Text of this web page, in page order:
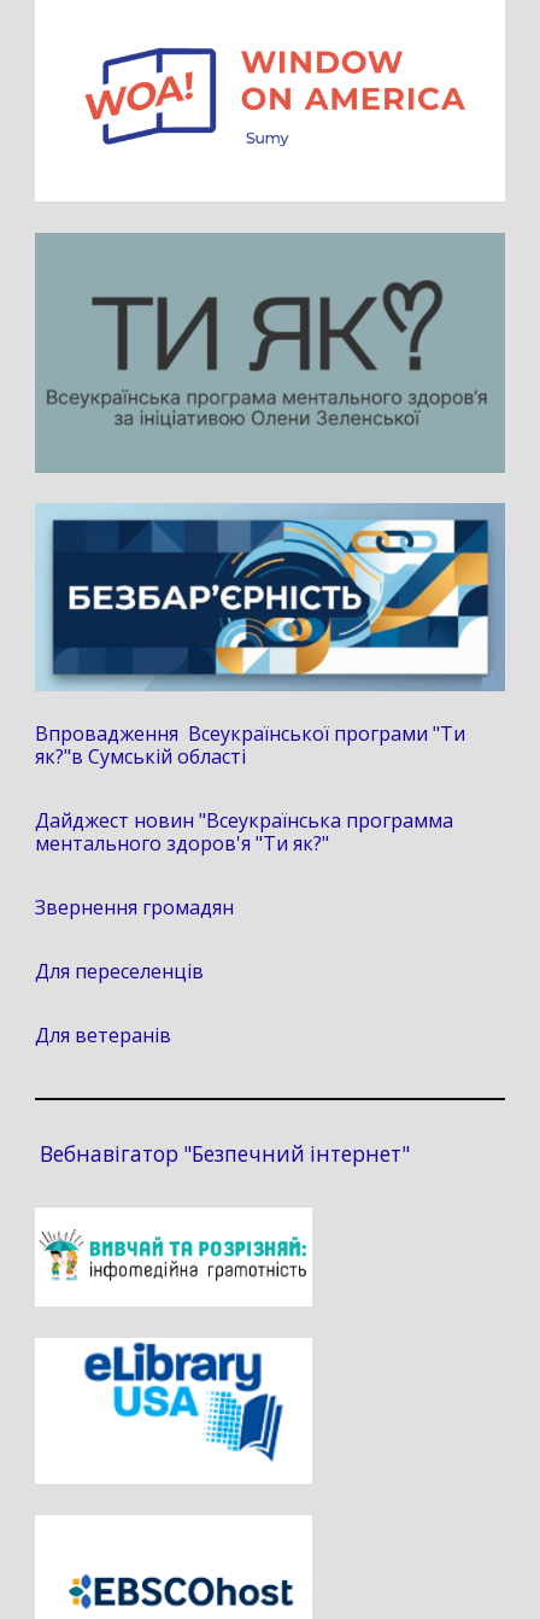
Впровадження Всеукраїнської програми "Ти
як?"в Сумській області
Дайджест новин "Всеукраїнська программа
ментального здоров'я "Ти як?"
Звернення громадян
Для переселенців
Для ветеранів
Вебнавігатор "Безпечний інтернет"